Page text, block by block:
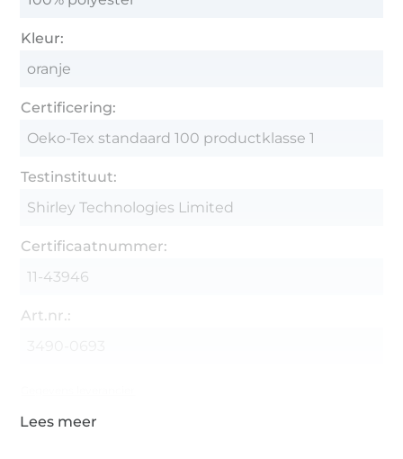
Kleur:
oranje
Certificering:
Oeko-Tex standaard 100 productklasse 1
Testinstituut:
Shirley Technologies Limited
Certificaatnummer:
11-43946
Art.nr.: